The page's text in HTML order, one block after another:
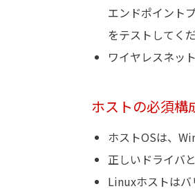
エンドポイント
をテストしてく
ワイヤレスネッ
ホストの必須構
ホストOSは、
正しいドライバ
Linuxホストは